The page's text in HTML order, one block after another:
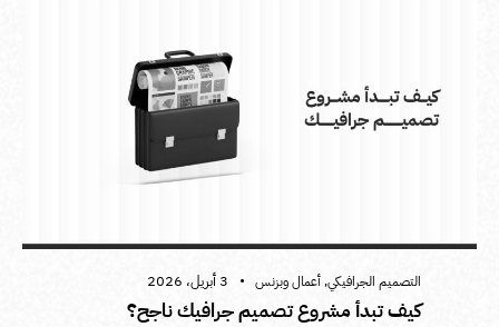
التصميم الجرافيكي,أعمال وبزنس 3 أبريل، 2026
كيف تبدأ مشروع تصميم جرافيك ناجح؟